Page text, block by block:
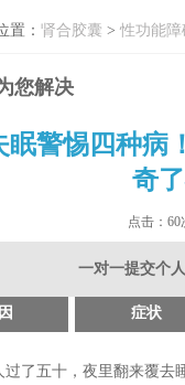
置： 肾合胶囊 > 性功能障
您解决
眠警惕四种病
奇
点击： 60
一对一提交个
症状
过了五十，夜里翻来覆去